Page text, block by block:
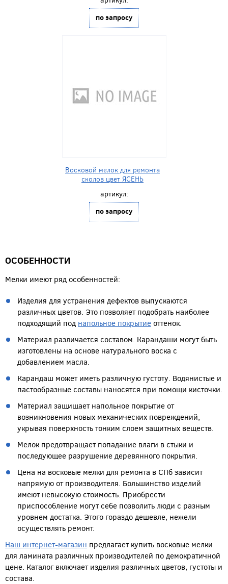
по запросу
Восковой мелок для ремонта
сколов цвет ЯСЕНЬ
артикул:
по запросу
ОСОБЕННОСТИ
Мелки имеют ряд особенностей:
Изделия для устранения дефектов выпускаются
различных цветов. Это позволяет подобрать наиболее
подходящий под напольное покрытие оттенок.
Материал различается составом. Карандаши могут быть
изготовлены на основе натурального воска с
добавлением масла.
Карандаш может иметь различную густоту. Водянистые и
пастообразные составы наносятся при помощи кисточки.
Материал защищает напольное покрытие от
возникновения новых механических повреждений,
укрывая поверхность тонким слоем защитных веществ.
Мелок предотвращает попадание влаги в стыки и
последующее разрушение деревянного покрытия.
Цена на восковые мелки для ремонта в СПб зависит
напрямую от производителя. Большинство изделий
имеют невысокую стоимость. Приобрести
приспособление могут себе позволить люди с разным
уровнем достатка. Этого гораздо дешевле, нежели
осуществлять ремонт.
Наш интернет-магазин предлагает купить восковые мелки
для ламината различных производителей по демократичной
цене. Каталог включает изделия различных цветов, густоты и
состава.